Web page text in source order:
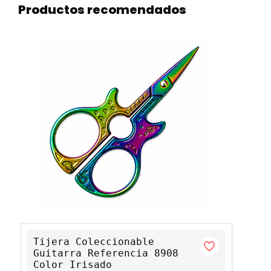
Productos recomendados
Tijera Coleccionable
Guitarra Referencia 8908
Color Irisado